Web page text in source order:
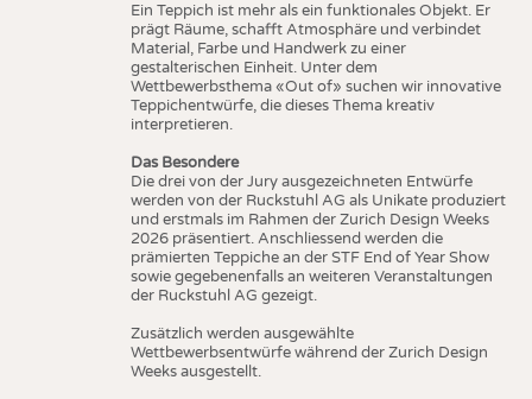
Ein Teppich ist mehr als ein funktionales Objekt. Er
prägt Räume, schafft Atmosphäre und verbindet
Material, Farbe und Handwerk zu einer
gestalterischen Einheit. Unter dem
Wettbewerbsthema «Out of» suchen wir innovative
Teppichentwürfe, die dieses Thema kreativ
interpretieren.
Das Besondere
Die drei von der Jury ausgezeichneten Entwürfe
werden von der Ruckstuhl AG als Unikate produziert
und erstmals im Rahmen der Zurich Design Weeks
2026 präsentiert. Anschliessend werden die
prämierten Teppiche an der STF End of Year Show
sowie gegebenenfalls an weiteren Veranstaltungen
der Ruckstuhl AG gezeigt.
Zusätzlich werden ausgewählte
Wettbewerbsentwürfe während der Zurich Design
Weeks ausgestellt.